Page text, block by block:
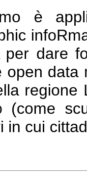
è
dare
open data
regione
(come
in cui